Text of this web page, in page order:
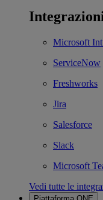
Microsoft
ServiceNow
Freshworks
Jira
Salesforce
Slack
Microsoft
Vedi tutte le